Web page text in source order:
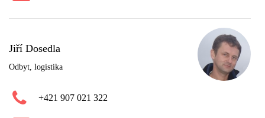
Jiří Dosedla
Odbyt, logistika
+421 907 021 322